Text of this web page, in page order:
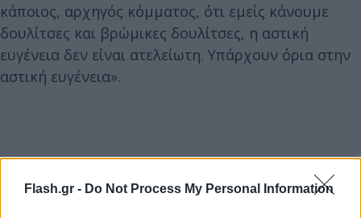
Flash.gr - Do Not Process My Personal Information
κάποιος, αρχηγός κόμματος, ότι εμείς κάνουμε
δουλίτσες και βρώμικες δουλίτσες, η αστική
ευγένεια δεν είναι ατελείωτη. Υπάρχουν όρια στην
αστική ευγένεια».